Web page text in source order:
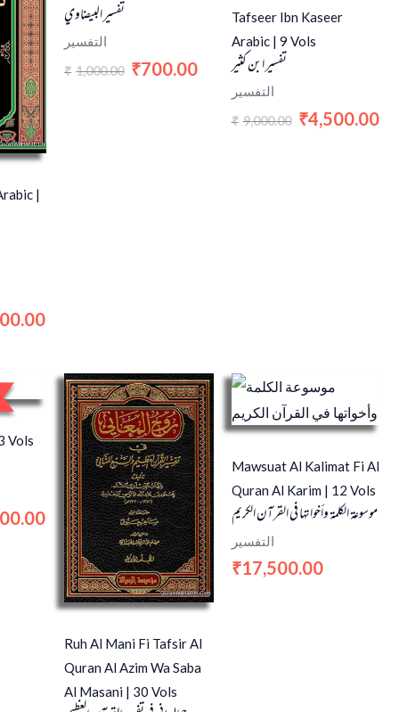
|
تفسير البيضاوي
التفسير
₹ 1,000.00 ₹700.00
Tafseer Ibn Kaseer
Arabic | 9 Vols
تفسير ابن كثير
التفسير
₹ 9,000.00 ₹4,500.00
Vols
Current
price
₹2,500.00.
Ruh Al Mani Fi Tafsir Al
Quran Al Azim Wa Saba
Al Masani | 30 Vols
Mawsuat Al Kalimat Fi Al
Quran Al Karim | 12 Vols
موسوعة الكلمة وأخواتها في القرآن الكريم
التفسير
₹17,500.00